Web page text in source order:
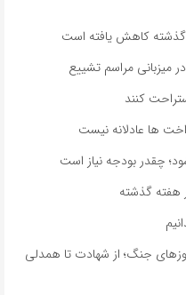
گذشته کاهش یافته است
میزبانی مراسم تشییع
کنند
ها عادلانه نیست
جنگ؛ از شهادت تا همدلی